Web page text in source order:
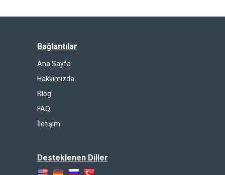
Bağlantılar
Ana Sayfa
Hakkımızda
Blog
FAQ
İletişim
Desteklenen Diller